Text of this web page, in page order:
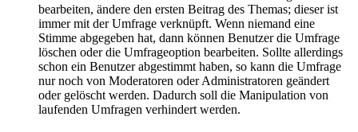
bearbeiten, ändere den ersten Beitrag des Themas; dieser ist
immer mit der Umfrage verknüpft. Wenn niemand eine
Stimme abgegeben hat, dann können Benutzer die Umfrage
löschen oder die Umfrageoption bearbeiten. Sollte allerdings
schon ein Benutzer abgestimmt haben, so kann die Umfrage
nur noch von Moderatoren oder Administratoren geändert
oder gelöscht werden. Dadurch soll die Manipulation von
laufenden Umfragen verhindert werden.